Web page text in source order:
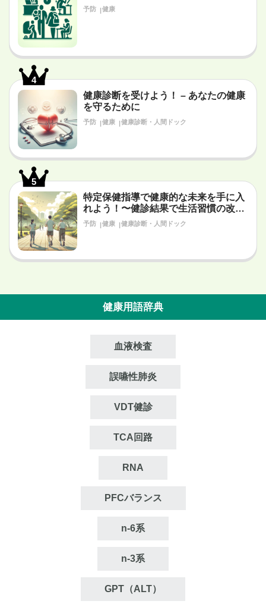
予防 健康
4
健康診断を受けよう！ – あなたの健康
を守るために
予防 健康 健康診断・人間ドック
5
特定保健指導で健康的な未来を手に入
れよう！〜健診結果で生活習慣の改善
が必要だと言われたあなたへ〜
予防 健康 健康診断・人間ドック
健康用語辞典
血液検査
誤嚥性肺炎
VDT健診
TCA回路
RNA
PFCバランス
n‐6系
n‐3系
GPT（ALT）